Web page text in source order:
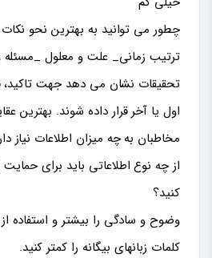
چطور می توانید به بهترین نحو
ترتیب زمانی_ علت و معلول _مسئله
تحقیقات نشان می دهد جهت تاکید،
اول یا آخر قرار داده شوند. بهترین
مخاطبان به چه میزان اطلاعات نیاز
از چه نوع اطلاعاتی باید برای
کنید؟
وضوح و سادگی را بیشتر و استفاده
کلمات زبانهای بیگانه را کمتر کنید.